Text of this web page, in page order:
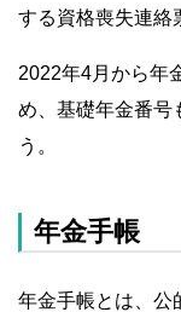
する資格喪失連絡
2022年4月から年
め、基礎年金番号
う。
年金手帳
年金手帳とは、公